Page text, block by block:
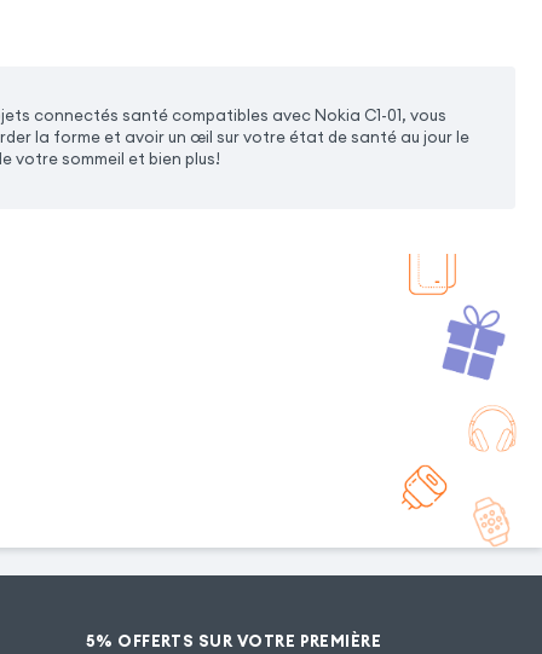
connectés santé compatibles avec Nokia C1-01, vous
la forme et avoir un œil sur votre état de santé au jour le
votre sommeil et bien plus!
5% OFFERTS SUR VOTRE PREMIÈRE